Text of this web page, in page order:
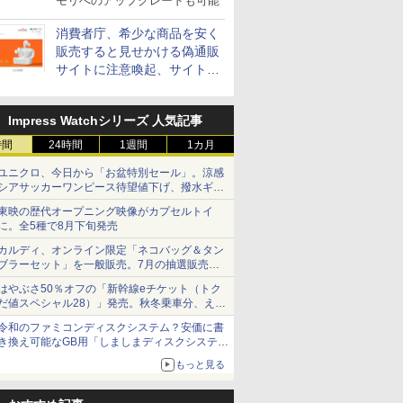
消費者庁、希少な商品を安く
販売すると見せかける偽通販
サイトに注意喚起、サイト名
Impress Watchシリーズ 人気記事
24時間 1週間 1カ月
ニクロ、今日から「お盆特別セール」。涼感
アサッカーワンピース待望値下げ、撥水ギア
ョーツは1990円に
映の歴代オープニング映像がカプセルトイ
。全5種で8月下旬発売
ルディ、オンライン限定「ネコバッグ＆タン
ラーセット」を一般販売。7月の抽選販売の
選無効分
やぶさ50％オフの「新幹線eチケット（トク
値スペシャル28）」発売。秋冬乗車分、えき
っと限定
和のファミコンディスクシステム？安価に書
換え可能なGB用「しましまディスクシステ
もっと見る